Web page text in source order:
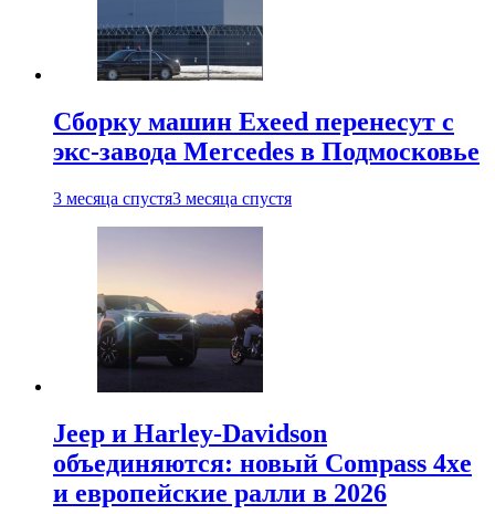
Сборку машин Exeed перенесут с
экс-завода Mercedes в Подмосковье
3 месяца спустя3 месяца спустя
Jeep и Harley-Davidson
объединяются: новый Compass 4xe
и европейские ралли в 2026